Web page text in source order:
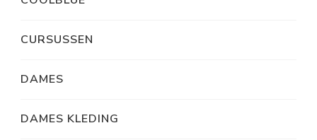
CURSUSSEN
DAMES
DAMES KLEDING